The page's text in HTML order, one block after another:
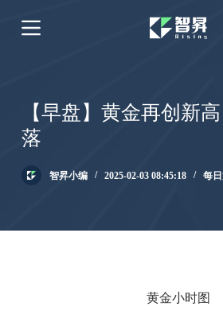
跳
过
【早盘】黄金再创新
落
智昇小编 2025-02-03 08:45:18 每
黄金小时图